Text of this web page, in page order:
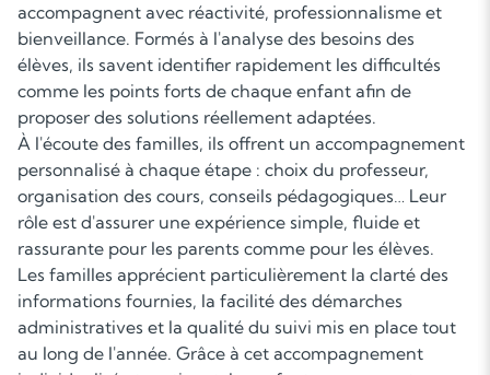
accompagnent avec réactivité, professionnalisme et
bienveillance. Formés à l'analyse des besoins des
élèves, ils savent identifier rapidement les difficultés
comme les points forts de chaque enfant afin de
proposer des solutions réellement adaptées.
À l'écoute des familles, ils offrent un accompagnement
personnalisé à chaque étape : choix du professeur,
organisation des cours, conseils pédagogiques… Leur
rôle est d'assurer une expérience simple, fluide et
rassurante pour les parents comme pour les élèves.
Les familles apprécient particulièrement la clarté des
informations fournies, la facilité des démarches
administratives et la qualité du suivi mis en place tout
au long de l'année. Grâce à cet accompagnement